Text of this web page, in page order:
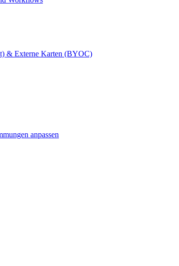
& Externe Karten (BYOC)
anpassen